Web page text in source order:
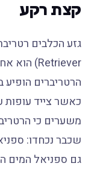
קצת רקע
Retriever) הוא אחד מבין גזעי הרטריבר הוותיקים ביותר.
כאשר צייד עופות
משערים כי
שכבר נכחדו:
גם ספניאל המים